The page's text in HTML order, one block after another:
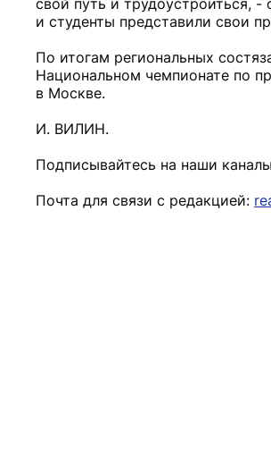
свой путь и трудоустроиться,
и студенты представили свои
По итогам региональных
Национальном чемпионате по
в Москве.
И. ВИЛИН.
Подписывайтесь на наши
Почта для связи с редакцией: